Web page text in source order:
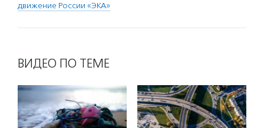
движение России «ЭКА»
ВИДЕО ПО ТЕМЕ